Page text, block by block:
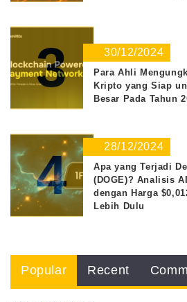
3 30/12/2024
Para Ahli
Kripto yang Siap
Besar Pada Tahun
4 28/12/2024
Apa yang Terjadi
(DOGE)? Analisis
dengan Harga
Lebih Dulu
Popular Recent